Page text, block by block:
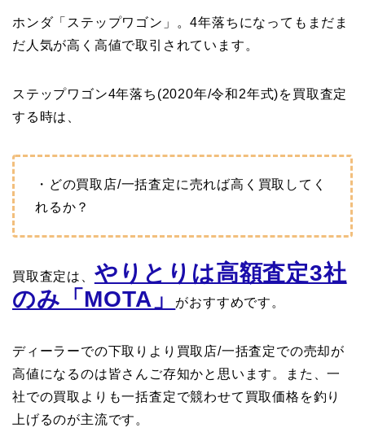
ホンダ「ステップワゴン」。4年落ちになってもまだま
だ人気が高く高値で取引されています。
ステップワゴン4年落ち(2020年/令和2年式)を買取査定
する時は、
・どの買取店/一括査定に売れば高く買取してく
れるか？
買取査定は、 やりとりは高額査定3社
のみ「MOTA」
がおすすめです。
ディーラーでの下取りより買取店/一括査定での売却が
高値になるのは皆さんご存知かと思います。また、一
社での買取よりも一括査定で競わせて買取価格を釣り
上げるのが主流です。